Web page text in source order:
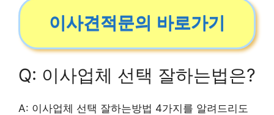
이사견적문의 바로가기
Q: 이사업체 선택 잘하는법은?
A: 이사업체 선택 잘하는방법 4가지를 알려드리도